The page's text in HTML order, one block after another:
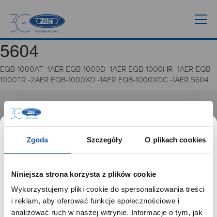
Zgoda Szczegóły O plikach cookies
Niniejsza strona korzysta z plików cookie
Wykorzystujemy pliki cookie do spersonalizowania treści
i reklam, aby oferować funkcje społecznościowe i
analizować ruch w naszej witrynie. Informacje o tym, jak
5604
EQB-1000AT -1AER EQB-1000D -1AER EQB-1000HR -1AER EQB-
1000TR -2AER EQB-1000XD -1AER EQB-1000XDC -1AER 5604
GRUPA ZIBI
Misja, wizja i wartości Grupy Zibi
Ważne daty
Zgoda na ciasteczka
PRODUKTYSZANOWNY UŻYTKOWNIKU,
SZANOWNA UŻYTKOWNICZKO